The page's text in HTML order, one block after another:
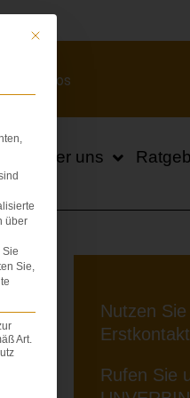
Videos
Über uns
Nutzen
Rufen Sie
Mit diesem Button wird der
über
Sie
Sie,
Art.